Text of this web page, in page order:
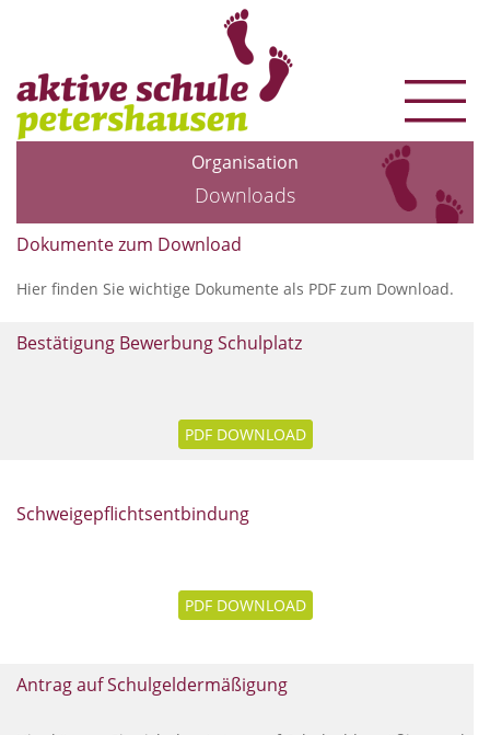
Organisation
Downloads
Dokumente zum Download
Hier finden Sie wichtige Dokumente als PDF zum Download.
Bestätigung Bewerbung Schulplatz
PDF DOWNLOAD
Schweigepflichtsentbindung
PDF DOWNLOAD
Antrag auf Schulgeldermäßigung